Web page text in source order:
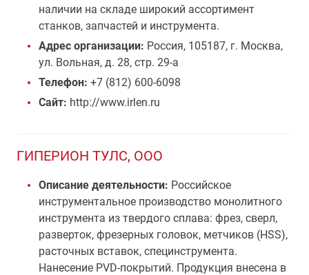
наличии на складе широкий ассортимент
станков, запчастей и инструмента.
Адрес организации: Россия, 105187, г. Москва,
ул. Вольная, д. 28, стр. 29-а
Телефон: +7 (812) 600-6098
Сайт: http://www.irlen.ru
ГИПЕРИОН ТУЛС, ООО
Описание деятельности: Российское
инструментальное производство монолитного
инструмента из твердого сплава: фрез, сверл,
разверток, фрезерных головок, метчиков (HSS),
расточных вставок, специнструмента.
Нанесение PVD-покрытий. Продукция внесена в